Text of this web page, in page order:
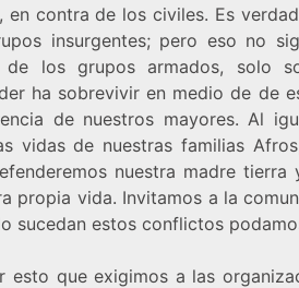
en contra de los civiles. Es
insurgentes; pero eso no
de los grupos armados, solo
ha sobrevivir en medio de de
de nuestros mayores. Al
vidas de nuestras familias
nuestra madre
propia vida. Invitamos a la
sucedan estos conflictos
esto que exigimos a las